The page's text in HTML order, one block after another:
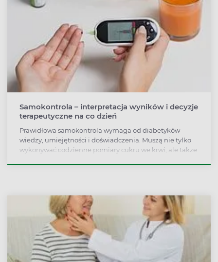
Samokontrola – interpretacja wyników i decyzje
terapeutyczne na co dzień
Prawidłowa samokontrola wymaga od diabetyków
wiedzy, umiejętności i doświadczenia. Muszą nie tylko
wykonywać codzienne pomiary cukru we krwi, ale także